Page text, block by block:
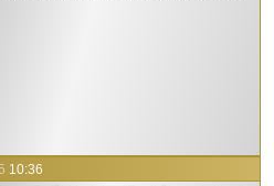
10:36